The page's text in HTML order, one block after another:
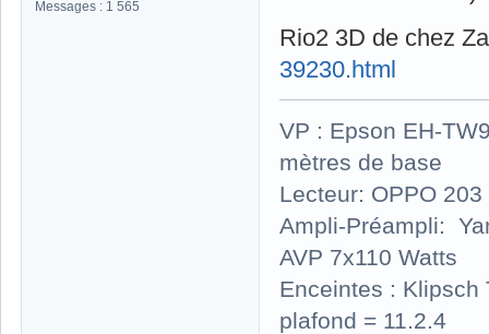
Messages : 1 565
Rio2 3D de chez
39230.html
VP : Epson EH-
mètres de base
Lecteur: OPPO
Ampli-Préampli:
AVP 7x110 Watts
Enceintes : Klipsch
plafond = 11.2.4